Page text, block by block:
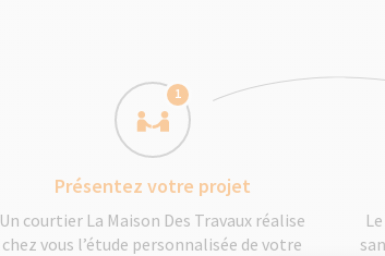
1
Présentez votre projet
Un courtier La Maison Des Travaux réalise
chez vous l’étude personnalisée de votre